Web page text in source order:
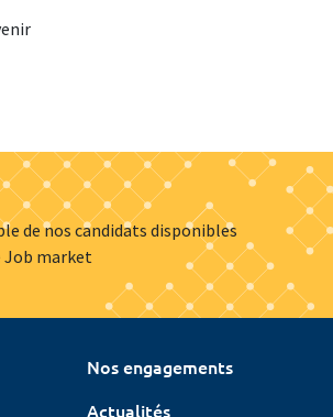
de nos candidats disponibles
Job market
Nos engagements
Actualités